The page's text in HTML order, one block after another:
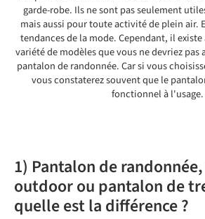
garde-robe. Ils ne sont pas seulement
mais aussi pour toute activité de plein air.
tendances de la mode. Cependant, il
variété de modèles que vous ne devriez
pantalon de randonnée. Car si vous
vous constaterez souvent que le
fonctionnel à l'usage.
1) Pantalon de
outdoor ou pantalon de
quelle est la différence ?